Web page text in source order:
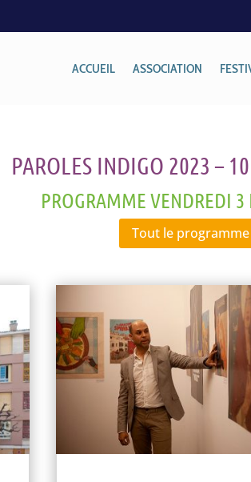
ACCUEIL ASSOCIATION
PAROLES INDIGO 2023 –
PROGRAMME VENDREDI
Tout le programme